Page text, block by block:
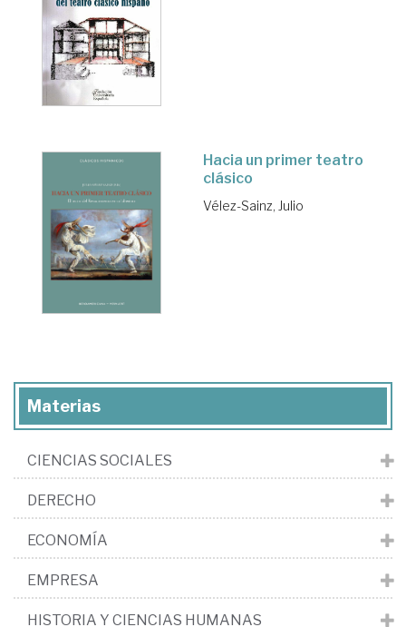
Hacia un primer teatro
clásico
Vélez-Sainz, Julio
Materias
CIENCIAS SOCIALES
DERECHO
ECONOMÍA
EMPRESA
HISTORIA Y CIENCIAS HUMANAS